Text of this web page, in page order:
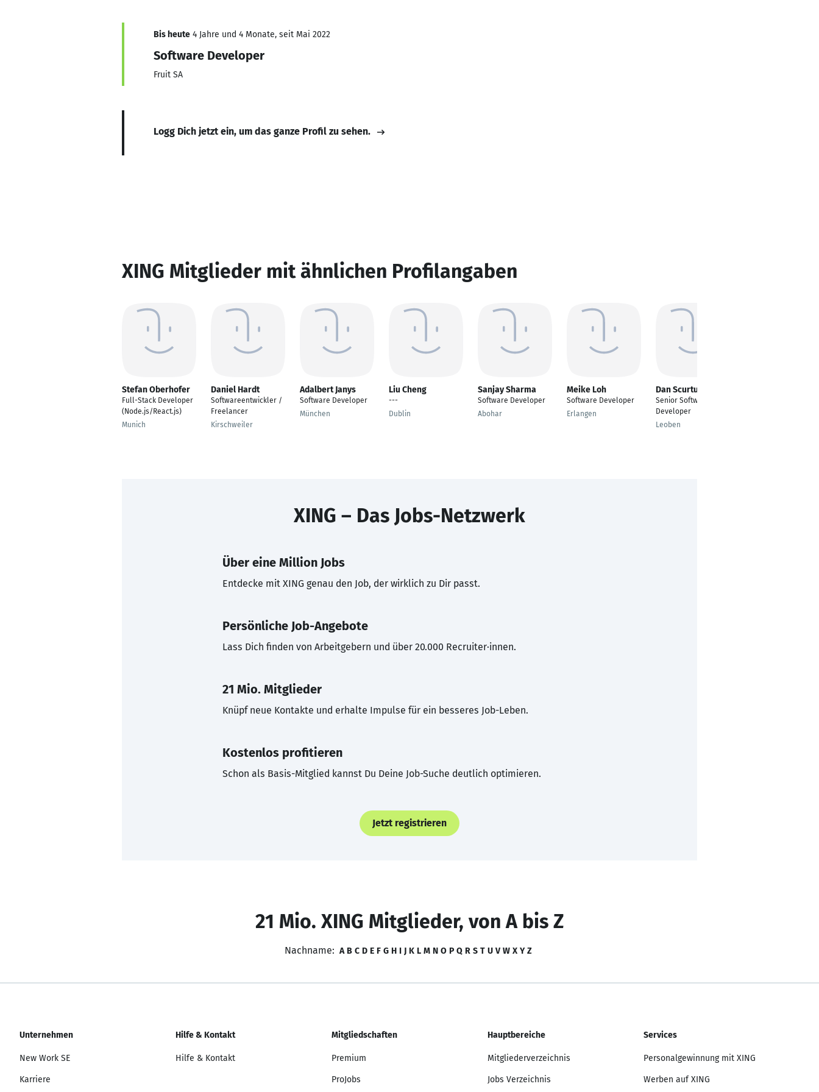
Bis heute 4 Jahre und 4 Monate, seit Mai 2022
Software Developer
Fruit SA
Logg Dich jetzt ein, um das ganze Profil zu sehen.
XING Mitglieder mit ähnlichen Profilangaben
Stefan Oberhofer
Full-Stack Developer
(Node.js/React.js)
Munich
Daniel Hardt
Softwareentwickler /
Freelancer
Kirschweiler
Adalbert Janys
Software Developer
München
Liu Cheng
---
Dublin
Sanjay Sharma
Software Developer
Abohar
Meike Loh
Software Developer
Erlangen
Dan Scurtu
Senior Software
Developer
Leoben
XING – Das Jobs-Netzwerk
Über eine Million Jobs
Entdecke mit XING genau den Job, der wirklich zu Dir passt.
Persönliche Job-Angebote
Lass Dich finden von Arbeitgebern und über 20.000 Recruiter·innen.
21 Mio. Mitglieder
Knüpf neue Kontakte und erhalte Impulse für ein besseres Job-Leben.
Kostenlos profitieren
Schon als Basis-Mitglied kannst Du Deine Job-Suche deutlich optimieren.
Jetzt registrieren
21 Mio. XING Mitglieder, von A bis Z
Nachname: A B C D E F G H I J K L M N O P Q R S T U V W X Y Z
Unternehmen
New Work SE
Karriere
Hilfe & Kontakt
Hilfe & Kontakt
Mitgliedschaften
Premium
ProJobs
Hauptbereiche
Mitgliederverzeichnis
Jobs Verzeichnis
Services
Personalgewinnung mit XING
Werben auf XING